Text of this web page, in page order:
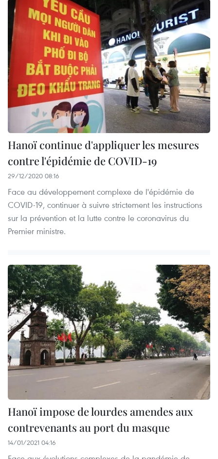
Hanoï continue d'appliquer les mesures
contre l'épidémie de COVID-19
29/12/2020 08:16
Face au développement complexe de l'épidémie de
COVID-19, continuer à suivre strictement les instructions
sur la prévention et la lutte contre le coronavirus du
Premier ministre.
Hanoï impose de lourdes amendes aux
contrevenants au port du masque
14/01/2021 04:16